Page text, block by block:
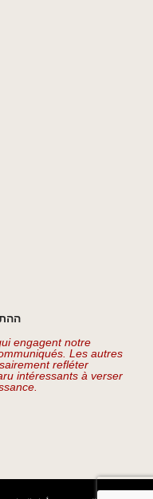
engagent notre
Les autres
refléter
intéressants à verser